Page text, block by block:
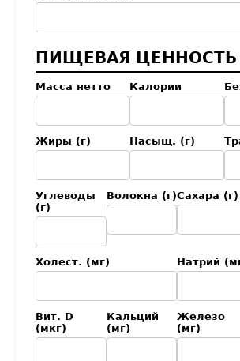
ПИЩЕВАЯ ЦЕННОСТЬ
Масса нетто Калории
Жиры (г) Насыщ. (г)
Углеводы
(г)
Волокна (г)Сахара (г)
Холест. (мг) Натрий
Вит. D
(мкг)
Кальций
(мг)
Железо
(мг)